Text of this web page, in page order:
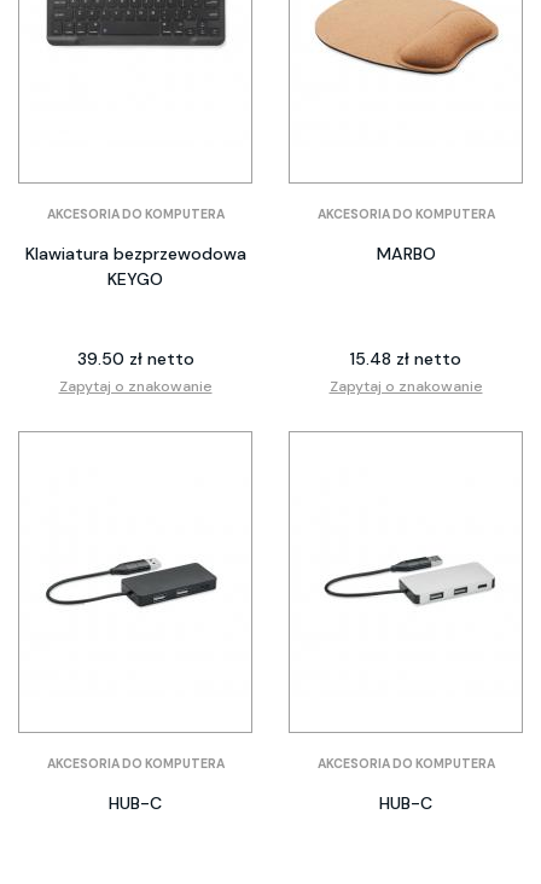
AKCESORIA DO KOMPUTERA
Klawiatura bezprzewodowa
KEYGO
39.50 zł netto
Zapytaj o znakowanie
AKCESORIA DO KOMPUTERA
MARBO
15.48 zł netto
Zapytaj o znakowanie
AKCESORIA DO KOMPUTERA
HUB-C
AKCESORIA DO KOMPUTERA
HUB-C